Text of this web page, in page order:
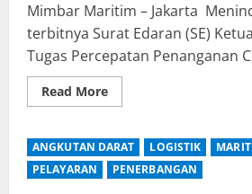
Mimbar Maritim – Jakarta
terbitnya Surat Edaran (SE)
Tugas Percepatan Penanganan
Read MoreRead
more
TERBITKAN
SE
DIRJEN
TENTANG
ANGKUTAN DARAT LOGISTIK
PELAYARAN
PENERBANGAN